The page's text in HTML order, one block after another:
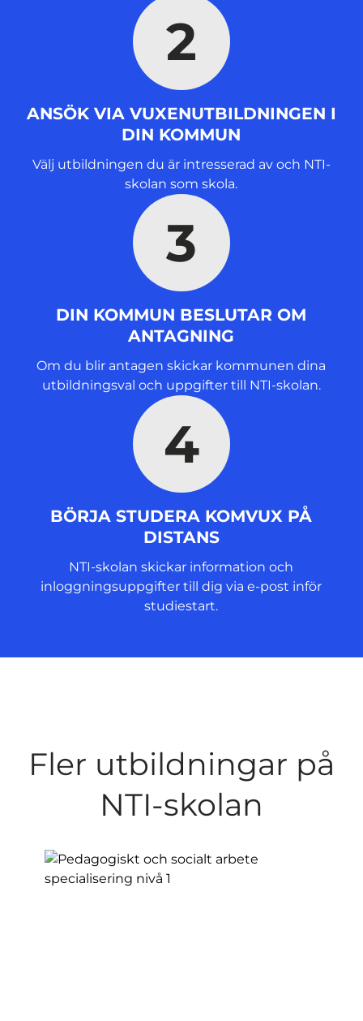
2
ANSÖK VIA VUXENUTBILDNINGEN I
DIN KOMMUN
Välj utbildningen du är intresserad av och NTI-
skolan som skola.
3
DIN KOMMUN BESLUTAR OM
ANTAGNING
Om du blir antagen skickar kommunen dina
utbildningsval och uppgifter till NTI-skolan.
4
BÖRJA STUDERA KOMVUX PÅ
DISTANS
NTI-skolan skickar information och
inloggningsuppgifter till dig via e-post inför
studiestart.
Fler utbildningar på
NTI-skolan